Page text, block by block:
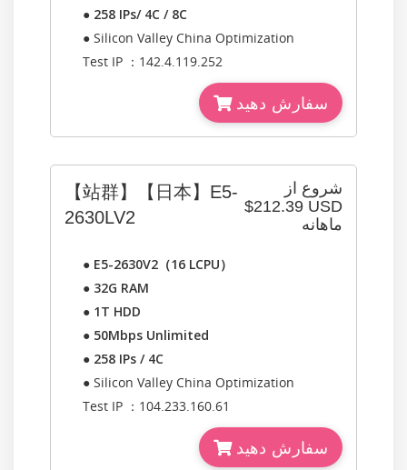
● 258 IPs/ 4C / 8C
● Silicon Valley China Optimization
Test IP ：142.4.119.252
سفارش دهید
شروع از
$212.39 USD
ماهانه
【站群】【日本】E5-
2630LV2
● E5-2630V2（16 LCPU）
● 32G RAM
● 1T HDD
● 50Mbps Unlimited
● 258 IPs / 4C
● Silicon Valley China Optimization
Test IP ：104.233.160.61
سفارش دهید